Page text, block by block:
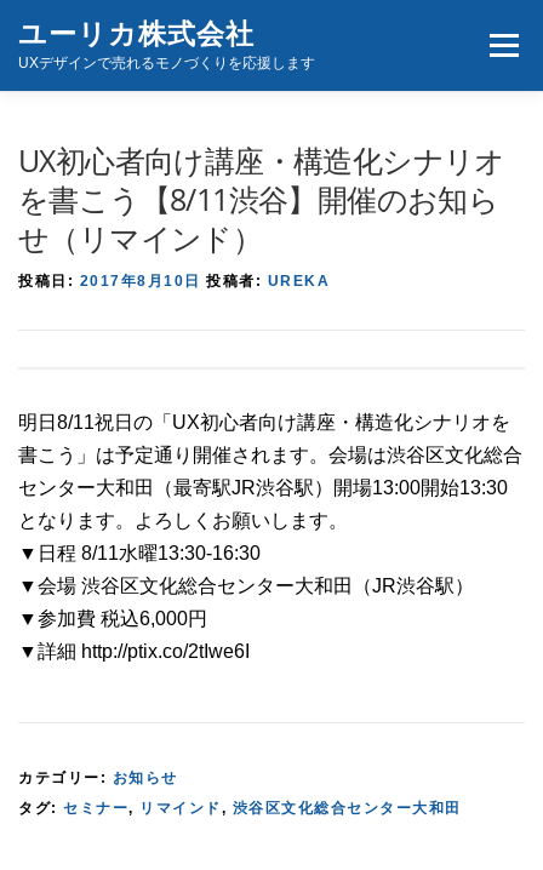
ユーリカ株式会社
UXデザインで売れるモノづくりを応援します
メニ
UX初心者向け講座・構造化シナリオ
を書こう【8/11渋谷】開催のお知ら
せ（リマインド）
投稿日: 2017年8月10日 投稿者: UREKA
明日8/11祝日の「UX初心者向け講座・構造化シナリオを
書こう」は予定通り開催されます。会場は渋谷区文化総合
センター大和田（最寄駅JR渋谷駅）開場13:00開始13:30
となります。よろしくお願いします。
▼日程 8/11水曜13:30-16:30
▼会場 渋谷区文化総合センター大和田（JR渋谷駅）
▼参加費 税込6,000円
▼詳細 http://ptix.co/2tIwe6I
カテゴリー: お知らせ
タグ: セミナー, リマインド , 渋谷区文化総合センター大和田